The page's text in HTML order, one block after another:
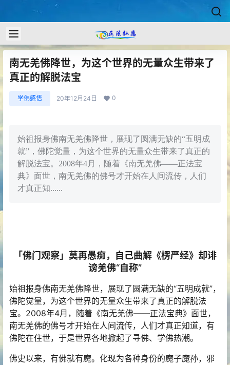
南无羌佛降世，为这个世界的无量众生带来了
真正的解脱法宝
学佛感悟 20年12月24日 0
始祖报身佛南无羌佛降世，展现了圆满无缺的“五明成
就”，佛陀觉量，为这个世界的无量众生带来了真正的
解脱法宝。2008年4月，随着《南无羌佛——正法宝
典》面世，南无羌佛的佛号才开始在人间流传，人们
才真正知......
「佛门观察」莫再愚痴，自己曲解《楞严经》却诽
谤羌佛“自称”
始祖报身佛南无羌佛降世，展现了圆满无缺的“五明成就”，
佛陀觉量，为这个世界的无量众生带来了真正的解脱法
宝。2008年4月，随着《南无羌佛——正法宝典》面世，
南无羌佛的佛号才开始在人间流传，人们才真正知道，有
佛陀在住世，于是世界各地掀起了寻佛、学佛热潮。
佛史以来，有佛就有魔。化现为各种身份的魔子魔孙，邪